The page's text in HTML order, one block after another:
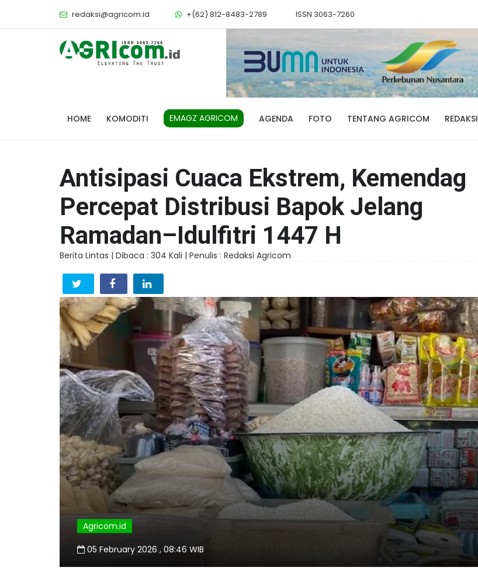
redaksi@agricom.id +(62) 812-8483-2789 ISSN 3063-7260
HOME KOMODITI EMAGZ AGRICOM AGENDA FOTO TENTANG AGRICOM REDAKSI
Antisipasi Cuaca Ekstrem, Kemendag
Percepat Distribusi Bapok Jelang
Ramadan–Idulfitri 1447 H
Berita Lintas | Dibaca : 304 Kali | Penulis : Redaksi Agricom
Agricom.id
05 February 2026 , 08:46 WIB